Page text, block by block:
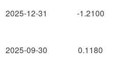
2025-12-31
2025-09-30
-1.2100
0.1180